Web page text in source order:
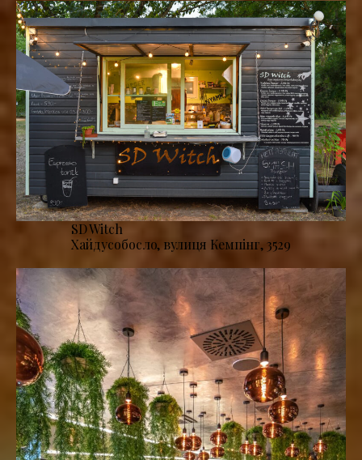
SD Witch
Хайдусобосло, вулиця Кемпінг, 3529